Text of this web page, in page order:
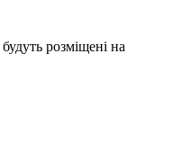
розміщені на